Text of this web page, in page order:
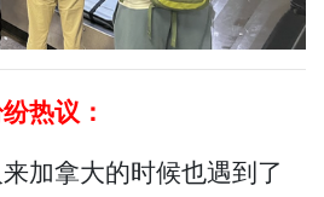
热议：
加拿大的时候也遇到了